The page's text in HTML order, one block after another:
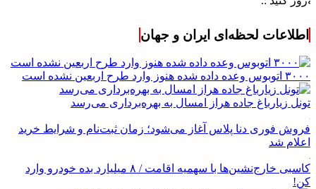
اطلاعات لحظه‌ای ایران و جهان
۳۰۰۰ اتوبوس وعده داده شده هنوز وارد طرح اربعین نشده است
تونل زیارباغ جاده هراز امسال به بهره‌برداری می‌رسد
فروش فوری دنا پلاس آغاز می‌شود؛ زمان ثبت‌نام و شرایط خرید
اعلام شد
کاسبی خارج‌نشین‌ها با سهمیه اقامت / ۸ میلیارد بده خودرو وارد
کن!